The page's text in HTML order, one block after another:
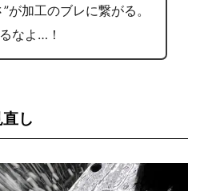
が加工のブレに繋がる。
なよ…！
し